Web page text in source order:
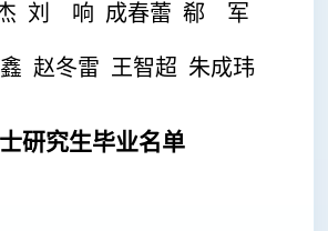
刘 响 成春蕾 郗 军
赵冬雷 王智超 朱成玮
研究生毕业名单